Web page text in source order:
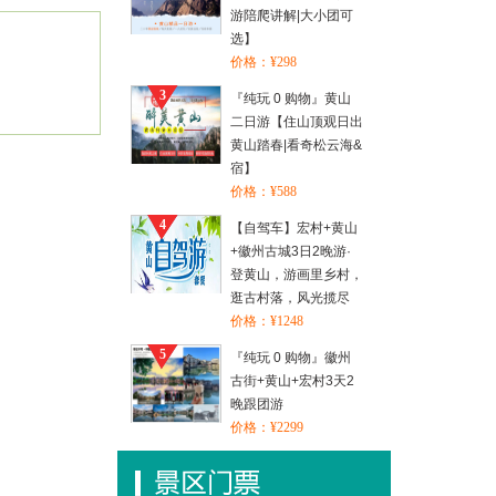
游陪爬讲解|大小团可
选】
价格：¥298
3
『纯玩 0 购物』黄山
二日游【住山顶观日出
黄山踏春|看奇松云海&
宿】
价格：¥588
4
【自驾车】宏村+黄山
+徽州古城3日2晚游·
登黄山，游画里乡村，
逛古村落，风光揽尽
价格：¥1248
5
『纯玩 0 购物』徽州
古街+黄山+宏村3天2
晚跟团游
价格：¥2299